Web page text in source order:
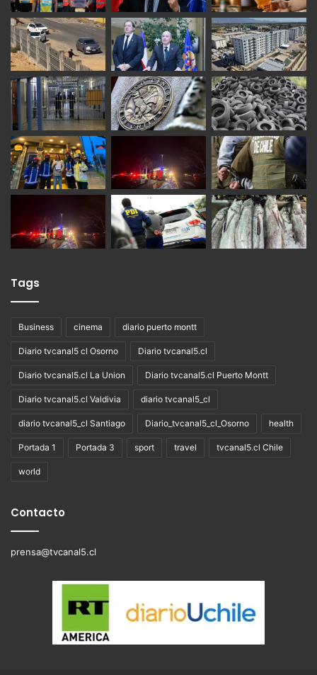
Tags
Business cinema diario puerto montt
Diario tvcanal5 cl Osorno Diario tvcanal5.cl
Diario tvcanal5.cl La Union Diario tvcanal5.cl Puerto Montt
Diario tvcanal5.cl Valdivia diario tvcanal5_cl
diario tvcanal5_cl Santiago Diario_tvcanal5_cl_Osorno health
Portada 1 Portada 3 sport travel tvcanal5.cl Chile
world
Contacto
prensa@tvcanal5.cl